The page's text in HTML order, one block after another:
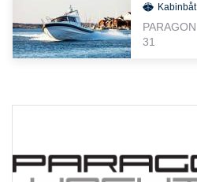
Kabinbåt
PARAGON
31